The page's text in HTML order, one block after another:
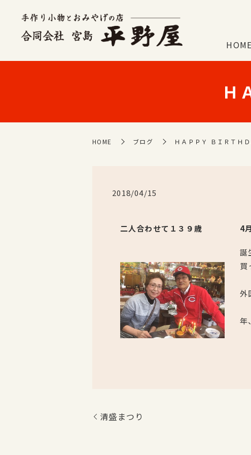
HOME
Ｈ
HOME ブログ ＨＡＰＰＹ ＢＩＲＴＨＤ
2018/04/15
二人合わせて１３９歳 4
誕
買
外
年
清盛まつり